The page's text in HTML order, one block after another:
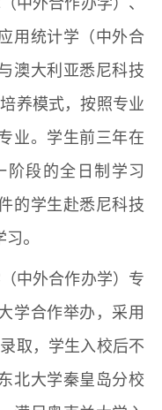
用统计学（中外合
澳大利亚悉尼科技
养模式，按照专业
业。学生前三年在
阶段的全日制学习
的学生赴悉尼科技
习。
中外合作办学）专
学合作举办，采用
取，学生入校后不
北大学秦皇岛分校